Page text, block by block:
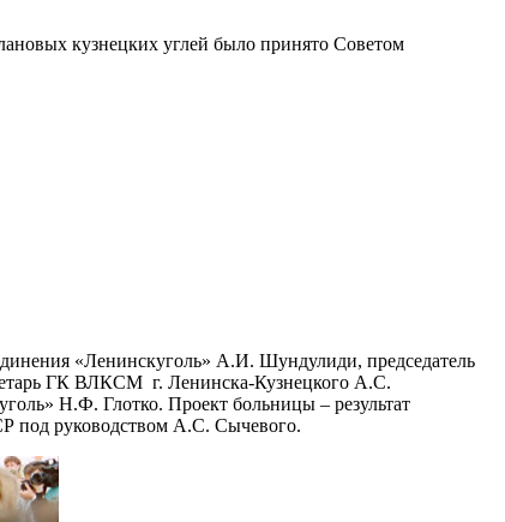
кузнецких углей было принято Советом
«Ленинскуголь» А.И. Шундулиди, председатель
ГК ВЛКСМ г. Ленинска-Кузнецкого А.С.
Н.Ф. Глотко. Проект больницы – результат
под руководством А.С. Сычевого.